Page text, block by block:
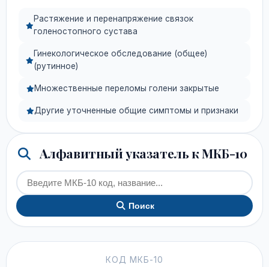
Растяжение и перенапряжение связок
голеностопного сустава
Гинекологическое обследование (общее)
(рутинное)
Множественные переломы голени закрытые
Другие уточненные общие симптомы и признаки
Алфавитный указатель к МКБ-10
Поиск
КОД МКБ-10